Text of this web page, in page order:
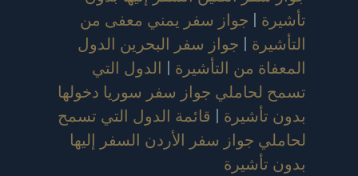
تأشيرة | جواز سفر يمني معفى من
التأشيرة | جواز سفر البحرين الدول
المعفاة من التأشيرة | الدول التي
تسمح لحاملي جواز سفر سوريا دخولها
بدون تأشيرة | قائمة الدول التي تسمح
لحاملي جواز سفر الأردن السفر إليها
بدون تأشيرة